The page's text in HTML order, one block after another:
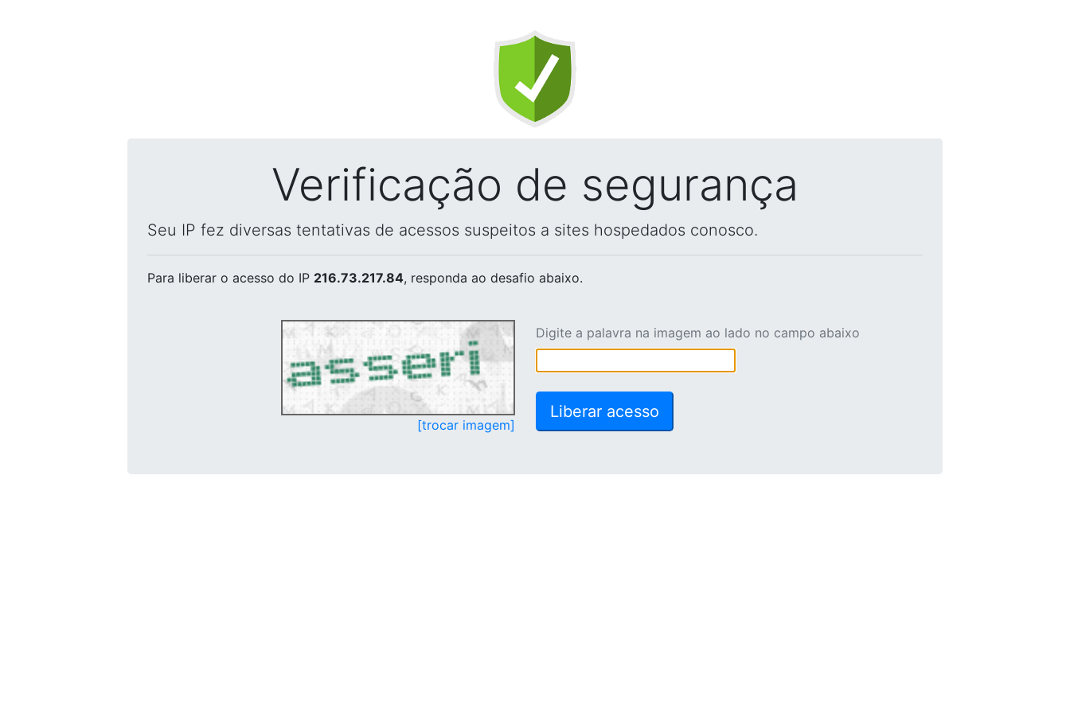
Verificação de segurança
Seu IP fez diversas tentativas de acessos suspeitos a sites hospedados conosco.
Para liberar o acesso do IP 216.73.217.84, responda ao desafio abaixo.
[trocar imagem]
Digite a palavra na imagem ao lado no campo abaixo